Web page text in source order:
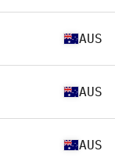
AUS
AUS
AUS